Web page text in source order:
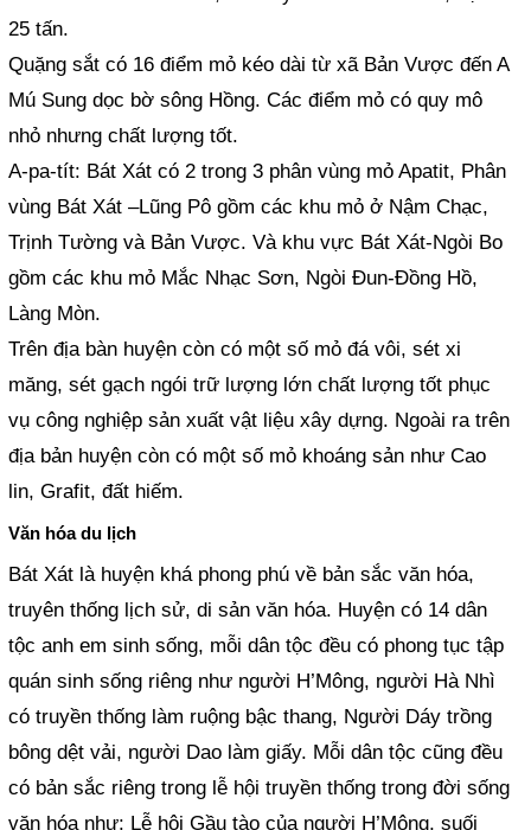
25 tấn.
Quặng sắt có 16 điểm mỏ kéo dài từ xã Bản Vược đến A
Mú Sung dọc bờ sông Hồng. Các điểm mỏ có quy mô
nhỏ nhưng chất lượng tốt.
A-pa-tít: Bát Xát có 2 trong 3 phân vùng mỏ Apatit, Phân
vùng Bát Xát –Lũng Pô gồm các khu mỏ ở Nậm Chạc,
Trịnh Tường và Bản Vược. Và khu vực Bát Xát-Ngòi Bo
gồm các khu mỏ Mắc Nhạc Sơn, Ngòi Đun-Đồng Hồ,
Làng Mòn.
Trên địa bàn huyện còn có một số mỏ đá vôi, sét xi
măng, sét gạch ngói trữ lượng lớn chất lượng tốt phục
vụ công nghiệp sản xuất vật liệu xây dựng. Ngoài ra trên
địa bản huyện còn có một số mỏ khoáng sản như Cao
lin, Grafit, đất hiếm.
Văn hóa du lịch
Bát Xát là huyện khá phong phú về bản sắc văn hóa,
truyên thống lịch sử, di sản văn hóa. Huyện có 14 dân
tộc anh em sinh sống, mỗi dân tộc đều có phong tục tập
quán sinh sống riêng như người H’Mông, người Hà Nhì
có truyền thống làm ruộng bậc thang, Người Dáy trồng
bông dệt vải, người Dao làm giấy. Mỗi dân tộc cũng đều
có bản sắc riêng trong lễ hội truyền thống trong đời sống
văn hóa như: Lễ hội Gầu tào của người H’Mông, suối